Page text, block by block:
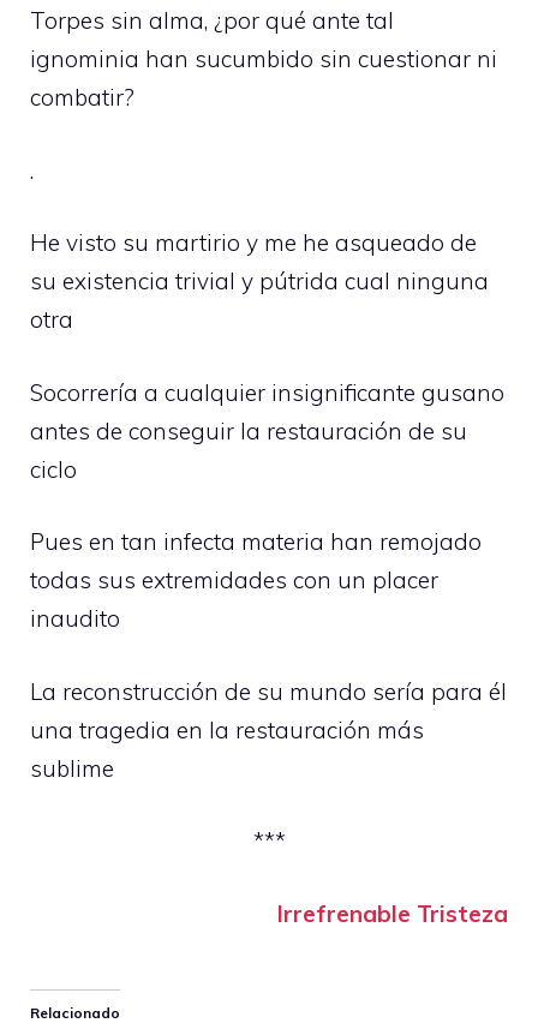
Torpes sin alma, ¿por qué ante tal
ignominia han sucumbido sin cuestionar ni
combatir?
.
He visto su martirio y me he asqueado de
su existencia trivial y pútrida cual ninguna
otra
Socorrería a cualquier insignificante gusano
antes de conseguir la restauración de su
ciclo
Pues en tan infecta materia han remojado
todas sus extremidades con un placer
inaudito
La reconstrucción de su mundo sería para él
una tragedia en la restauración más
sublime
***
Irrefrenable Tristeza
Relacionado